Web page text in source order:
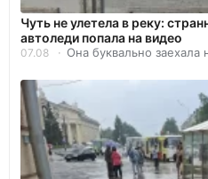
Чуть не улетела в реку:
автоледи попала на видео
07.08 Она буквально